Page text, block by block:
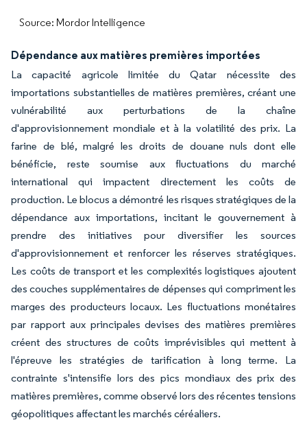
Source: Mordor Intelligence
Dépendance aux matières premières importées
La capacité agricole limitée du Qatar nécessite des
importations substantielles de matières premières, créant une
vulnérabilité aux perturbations de la chaîne
d'approvisionnement mondiale et à la volatilité des prix. La
farine de blé, malgré les droits de douane nuls dont elle
bénéficie, reste soumise aux fluctuations du marché
international qui impactent directement les coûts de
production. Le blocus a démontré les risques stratégiques de la
dépendance aux importations, incitant le gouvernement à
prendre des initiatives pour diversifier les sources
d'approvisionnement et renforcer les réserves stratégiques.
Les coûts de transport et les complexités logistiques ajoutent
des couches supplémentaires de dépenses qui compriment les
marges des producteurs locaux. Les fluctuations monétaires
par rapport aux principales devises des matières premières
créent des structures de coûts imprévisibles qui mettent à
l'épreuve les stratégies de tarification à long terme. La
contrainte s'intensifie lors des pics mondiaux des prix des
matières premières, comme observé lors des récentes tensions
géopolitiques affectant les marchés céréaliers.